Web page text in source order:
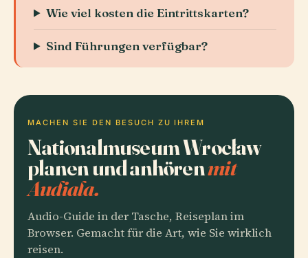
Wie viel kosten die Eintrittskarten?
Sind Führungen verfügbar?
MACHEN SIE DEN BESUCH ZU IHREM
Nationalmuseum Wrocław
planen und anhörenmit
Audiala.
Audio-Guide in der Tasche, Reiseplan im
Browser. Gemacht für die Art, wie Sie wirklich
reisen.